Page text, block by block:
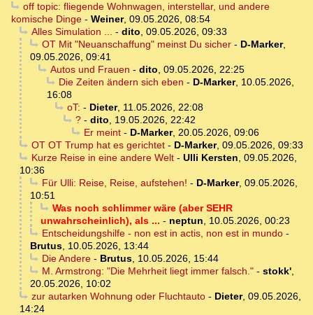
off topic: fliegende Wohnwagen, interstellar, und andere
komische Dinge - Weiner, 09.05.2026, 08:54
Alles Simulation ... - dito, 09.05.2026, 09:33
OT Mit "Neuanschaffung" meinst Du sicher- D-Marker,
09.05.2026, 09:41
Autos und Frauen - dito, 09.05.2026, 22:25
Die Zeiten ändern sich eben - D-Marker, 10.05.2026,
16:08
oT: - Dieter, 11.05.2026, 22:08
?- dito, 19.05.2026, 22:42
Er meint- D-Marker, 20.05.2026, 09:06
OT OT Trump hat es gerichtet- D-Marker, 09.05.2026, 09:33
Kurze Reise in eine andere Welt- Ulli Kersten, 09.05.2026,
10:36
Für Ulli: Reise, Reise, aufstehen! - D-Marker, 09.05.2026,
10:51
Was noch schlimmer wäre (aber SEHR
unwahrscheinlich), als ... - neptun, 10.05.2026, 00:23
Entscheidungshilfe - non est in actis, non est in mundo-
Brutus, 10.05.2026, 13:44
Die Andere- Brutus, 10.05.2026, 15:44
M. Armstrong: "Die Mehrheit liegt immer falsch."- stokk',
20.05.2026, 10:02
zur autarken Wohnung oder Fluchtauto- Dieter, 09.05.2026,
14:24